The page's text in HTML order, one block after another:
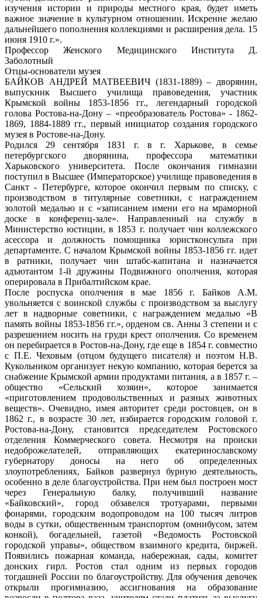
изучения истории и природы местного края, будет иметь
важное значение в культурном отношении. Искренне желаю
дальнейшего пополнения коллекциями и расширения дела. 15
июня 1910 г.».
Профессор Женского Медицинского Института Д.
Заболотный
Отцы-основатели музея
БАЙКОВ АНДРЕЙ МАТВЕЕВИЧ (1831-1889) – дворянин,
выпускник Высшего училища правоведения, участник
Крымской войны 1853-1856 гг., легендарный городской
голова Ростова-на-Дону – «преобразователь Ростова» - 1862-
1869, 1884-1889 гг., первый инициатор создания городского
музея в Ростове-на-Дону.
Родился 29 сентября 1831 г. в г. Харькове, в семье
петербургского дворянина, профессора математики
Харьковского университета. После окончания гимназии
поступил в Высшее (Императорское) училище правоведения в
Санкт - Петербурге, которое окончил первым по списку, с
производством в титулярные советники, с награждением
золотой медалью и с «записанием имени его на мраморной
доске в конференц-зале». Направленный на службу в
Министерство юстиции, в 1853 г. получает чин коллежского
асессора и должность помощника юристконсульта при
департаменте. С началом Крымской войны 1853-1856 гг. идет
в ратники, получает чин штабс-капитана и назначается
адъютантом 1-й дружины Подвижного ополчения, которая
оперировала в Прибалтийском крае.
После роспуска ополчения в мае 1856 г. Байков А.М.
увольняется с воинской службы с производством за выслугу
лет в надворные советники, с награждением медалью «В
память войны 1853-1856 гг.», орденом св. Анны 3 степени и с
разрешением носить на груди крест ополчения. Со временем
он перебирается в Ростов-на-Дону, где еще в 1854 г. совместно
с П.Е. Чеховым (отцом будущего писателя) и поэтом Н.В.
Кукольником организует некую компанию, которая берется за
снабжение Крымской армии продуктами питания, а в 1857 г. –
общество «Сельский хозяин», которое занимается
«приготовлением продовольственных и разных животных
веществ». Очевидно, имея авторитет среди ростовцев, он в
1862 г., в возрасте 30 лет, избирается городским головой г.
Ростова-на-Дону, становится председателем Ростовского
отделения Коммерческого совета. Несмотря на происки
недоброжелателей, отправляющих екатеринославскому
губернатору доносы на него об определенных
злоупотреблениях, Байков развернул бурную деятельность,
особенно в деле благоустройства. При нем был построен мост
через Генеральную балку, получивший название
«Байковский», город обзавелся тротуарами, первыми
фонарями, городским водопроводом на 100 тысяч литров
воды в сутки, общественным транспортом (омнибусом, затем
конкой), богадельней, газетой «Ведомость Ростовской
городской управы», обществом взаимного кредита, биржей.
Появились пожарная команда, набережная, сады, комитет
донских гирл. Ростов стал одним из первых городов
тогдашней России по благоустройству. Для обучения девочек
открыли прогимназию, ассигнования на образование